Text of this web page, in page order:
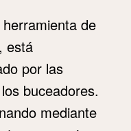
de
está
por las
buceadores.
mediante